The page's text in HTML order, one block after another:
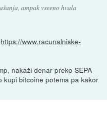
ampak vseeno hvala
https://www.racunalniske-
nakaži denar preko SEPA
kupi bitcoine potema pa kakor